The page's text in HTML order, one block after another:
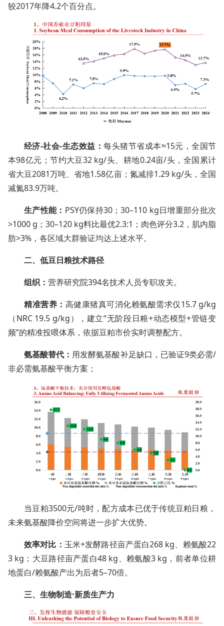
较2017年降4.2个百分点。
经济-社会-生态效益：每头猪节省成本≈15元，全国节
本98亿元；节约大豆32 kg/头、耕地0.24亩/头，全国累计
省大豆2081万吨、省地1.58亿亩；氮减排1.29 kg/头，全国
减氮83.9万吨。
生产性能： PSY仍保持30；30–110 kg日增重部分批次
>1000 g；30–120 kg料比最优2.3:1；肉色评分3.2，肌内脂
肪>3%，各区域大群验证均达上述水平。
二、低豆日粮技术路径
组织： 营养研究院394名技术人员专职攻关。
精准营养： 高健康猪真可消化赖氨酸需求仅15.7 g/kg
（NRC 19.5 g/kg），建立“无阶段日粮+动态模型+管链变
频”的精准投喂体系，依据豆粕市价实时调整配方。
氨基酸替代： 用发酵氨基酸补足缺口，已验证9类必需/
非必需氨基酸平衡方案；
当豆粕3500元/吨时，配方成本已优于传统豆粕日粮，
未来氨基酸降价空间将进一步扩大优势。
效率对比： 玉米+发酵路径亩产蛋白268 kg、赖氨酸22
3 kg；大豆路径亩产蛋白48 kg、赖氨酸3 kg，前者单位耕
地蛋白/赖氨酸产出为后者5–70倍。
三、生物制造·新质生产力